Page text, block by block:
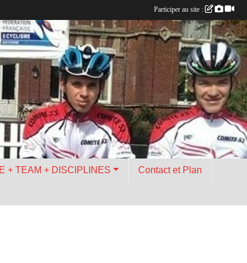
+ TEAM + DISCIPLINES Contact et Plan
Participer au site :